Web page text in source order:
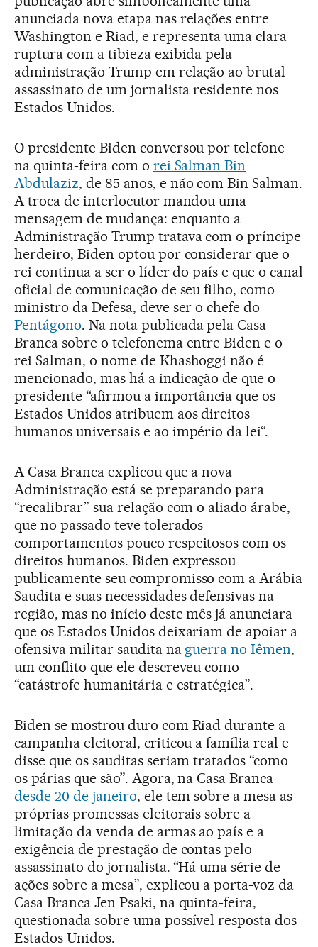
anunciada nova etapa nas relações entre
Washington e Riad, e representa uma clara
ruptura com a tibieza exibida pela
administração Trump em relação ao brutal
assassinato de um jornalista residente nos
Estados Unidos.
O presidente Biden conversou por telefone
na quinta-feira com o rei Salman Bin
Abdulaziz, de 85 anos, e não com Bin Salman.
A troca de interlocutor mandou uma
mensagem de mudança: enquanto a
Administração Trump tratava com o príncipe
herdeiro, Biden optou por considerar que o
rei continua a ser o líder do país e que o canal
oficial de comunicação de seu filho, como
ministro da Defesa, deve ser o chefe do
Pentágono. Na nota publicada pela Casa
Branca sobre o telefonema entre Biden e o
rei Salman, o nome de Khashoggi não é
mencionado, mas há a indicação de que o
presidente “afirmou a importância que os
Estados Unidos atribuem aos direitos
humanos universais e ao império da lei“.
A Casa Branca explicou que a nova
Administração está se preparando para
“recalibrar” sua relação com o aliado árabe,
que no passado teve tolerados
comportamentos pouco respeitosos com os
direitos humanos. Biden expressou
publicamente seu compromisso com a Arábia
Saudita e suas necessidades defensivas na
região, mas no início deste mês já anunciara
que os Estados Unidos deixariam de apoiar a
ofensiva militar saudita na guerra no Iêmen,
um conflito que ele descreveu como
“catástrofe humanitária e estratégica”.
Biden se mostrou duro com Riad durante a
campanha eleitoral, criticou a família real e
disse que os sauditas seriam tratados “como
os párias que são”. Agora, na Casa Branca
desde 20 de janeiro, ele tem sobre a mesa as
próprias promessas eleitorais sobre a
limitação da venda de armas ao país e a
exigência de prestação de contas pelo
assassinato do jornalista. “Há uma série de
ações sobre a mesa”, explicou a porta-voz da
Casa Branca Jen Psaki, na quinta-feira,
questionada sobre uma possível resposta dos
Estados Unidos.